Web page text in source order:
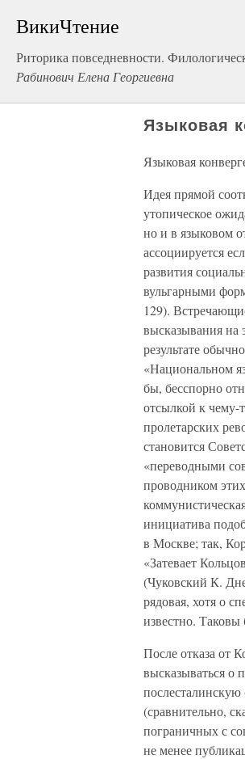
ВикиЧтение
Риторика повседневности.
Рабинович Елена Георгиевна
Языковая
Языковая
Идея прямой
утопическое
но и в языковом
ассоциируется
развития
вульгарными
129).
высказывания на
результате
«Национальном
бы, бесспорно
отсылкой к чему-
пролетарских
становится
«переводными
проводником
инициатива
в Москве; так,
«Затевает
(Чуковский К.
рядовая, хотя о
известно.
После отказа от
высказываться о
(сравнительно,
пограничных с
не менее